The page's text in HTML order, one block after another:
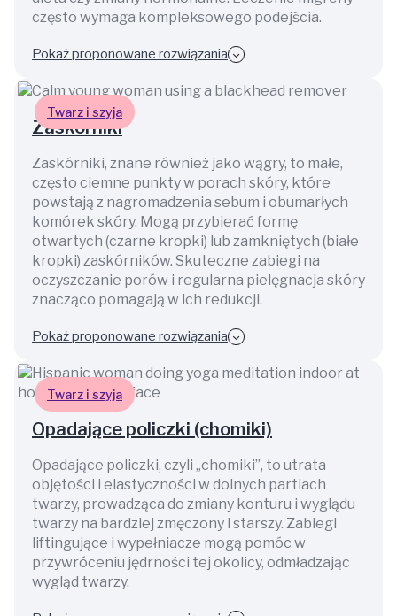
często wymaga kompleksowego podejścia.
Pokaż proponowane rozwiązania
Twarz i szyja
Zaskórniki
Zaskórniki, znane również jako wągry, to małe,
często ciemne punkty w porach skóry, które
powstają z nagromadzenia sebum i obumarłych
komórek skóry. Mogą przybierać formę
otwartych (czarne kropki) lub zamkniętych (białe
kropki) zaskórników. Skuteczne zabiegi na
oczyszczanie porów i regularna pielęgnacja skóry
znacząco pomagają w ich redukcji.
Pokaż proponowane rozwiązania
Twarz i szyja
Opadające policzki (chomiki)
Opadające policzki, czyli „chomiki”, to utrata
objętości i elastyczności w dolnych partiach
twarzy, prowadząca do zmiany konturu i wyglądu
twarzy na bardziej zmęczony i starszy. Zabiegi
liftingujące i wypełniacze mogą pomóc w
przywróceniu jędrności tej okolicy, odmładzając
wygląd twarzy.